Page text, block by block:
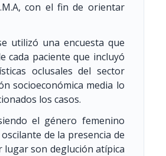
con el fin de orientar
utilizó una encuesta que
cada paciente que incluyó
oclusales del sector
socioeconómica media lo
los casos.
el género femenino
de la presencia de
lugar son deglución atípica